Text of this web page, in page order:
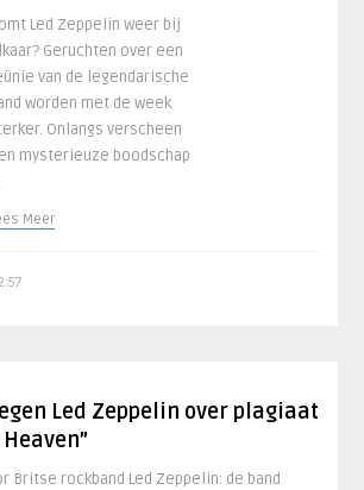
Led Zeppelin weer bij
Geruchten over een
van de legendarische
worden met de week
Onlangs verscheen
mysterieuze boodschap
Meer
Led Zeppelin over plagiaat
Britse rockband Led Zeppelin: de band